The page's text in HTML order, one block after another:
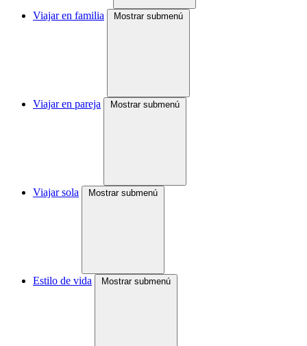
Viajar en familia Mostrar submenú
Viajar en pareja Mostrar submenú
Viajar sola Mostrar submenú
Estilo de vida Mostrar submenú